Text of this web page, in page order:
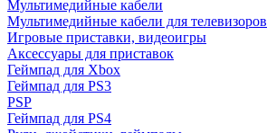
Мультимедийные кабели
Мультимедийные кабели для телевизоров
Игровые приставки, видеоигры
Аксессуары для приставок
Геймпад для Xbox
Геймпад для PS3
PSP
Геймпад для PS4